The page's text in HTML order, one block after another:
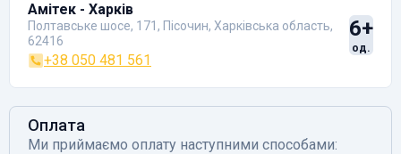
Амітек - Харків
Полтавське шосе, 171, Пісочин, Харківська область,
62416
+38 050 481 561
6+
од.
Оплата
Ми приймаємо оплату наступними способами: